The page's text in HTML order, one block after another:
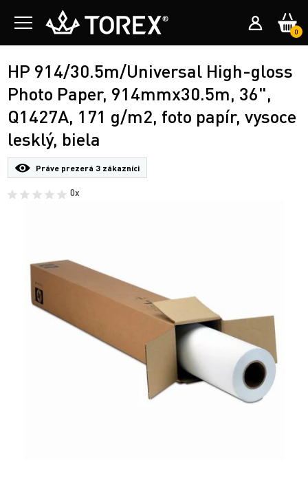
0
HP 914/30.5m/Universal High-gloss
Photo Paper, 914mmx30.5m, 36",
Q1427A, 171 g/m2, foto papír, vysoce
lesklý, biela
Práve prezerá 3 zákazníci
0x